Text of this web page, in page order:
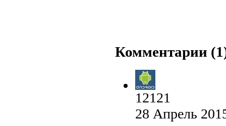
Комментарии
12121
28 Апрель